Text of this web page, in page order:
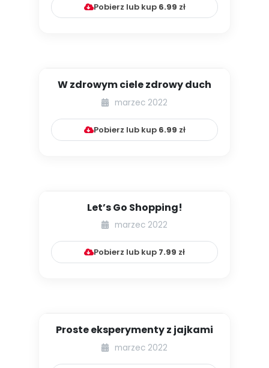
Pobierz lub kup 6.99 zł
W zdrowym ciele zdrowy duch
marzec 2022
Pobierz lub kup 6.99 zł
Let’s Go Shopping!
marzec 2022
Pobierz lub kup 7.99 zł
Proste eksperymenty z jajkami
marzec 2022